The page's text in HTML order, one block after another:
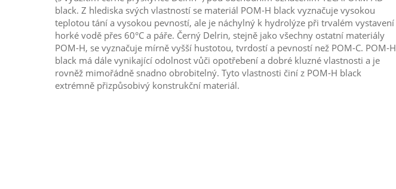
black. Z hlediska svých vlastností se materiál POM-H black vyznačuje vysokou
teplotou tání a vysokou pevností, ale je náchylný k hydrolýze při trvalém vystavení
horké vodě přes 60°C a páře. Černý Delrin, stejně jako všechny ostatní materiály
POM-H, se vyznačuje mírně vyšší hustotou, tvrdostí a pevností než POM-C. POM-H
black má dále vynikající odolnost vůči opotřebení a dobré kluzné vlastnosti a je
rovněž mimořádně snadno obrobitelný. Tyto vlastnosti činí z POM-H black
extrémně přizpůsobivý konstrukční materiál.